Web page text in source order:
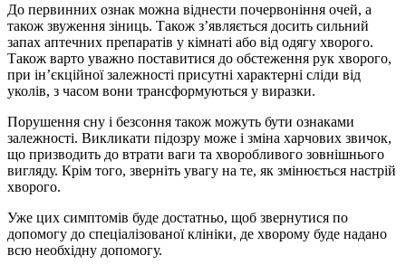
До первинних ознак можна віднести почервоніння очей, а
також звуження зіниць. Також з’являється досить сильний
запах аптечних препаратів у кімнаті або від одягу хворого.
Також варто уважно поставитися до обстеження рук хворого,
при ін’єкційної залежності присутні характерні сліди від
уколів, з часом вони трансформуються у виразки.
Порушення сну і безсоння також можуть бути ознаками
залежності. Викликати підозру може і зміна харчових звичок,
що призводить до втрати ваги та хворобливого зовнішнього
вигляду. Крім того, зверніть увагу на те, як змінюється настрій
хворого.
Уже цих симптомів буде достатньо, щоб звернутися по
допомогу до спеціалізованої клініки, де хворому буде надано
всю необхідну допомогу.